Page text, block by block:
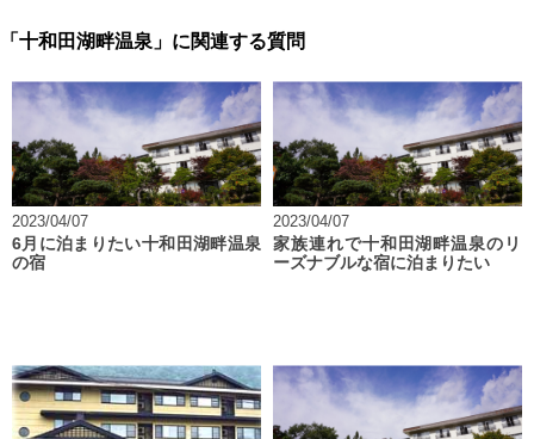
「十和田湖畔温泉」に関連する質問
2023/04/07
6月に泊まりたい十和田湖畔温泉
の宿
2023/04/07
家族連れで十和田湖畔温泉のリ
ーズナブルな宿に泊まりたい